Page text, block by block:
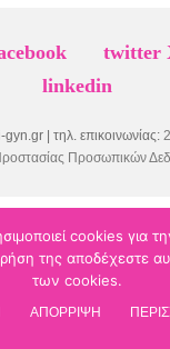
twitter
linkedin
| τηλ. επικοινωνίας:
Προσωπικών
cookies για
της αποδέχεστε
των cookies.
ΑΠΟΡΡΙΨΗ